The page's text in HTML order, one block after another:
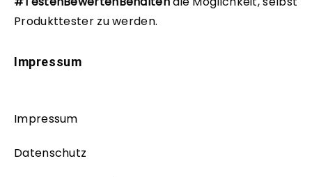
Produkttester zu werden.
Impressum
Impressum
Datenschutz